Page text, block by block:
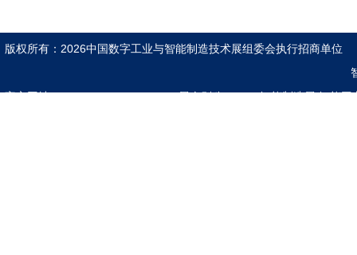
版权所有：2026中国数字工业与智能制造技术展组委会执行招商单
官方网址：www.znzzexpo.com展会别称：2026智能制造展|智能